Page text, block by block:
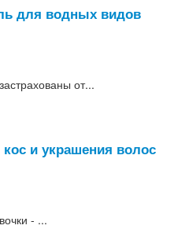
для водных видов
от...
и украшения волос
- ...